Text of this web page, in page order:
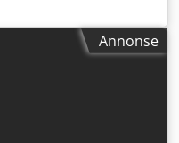
12 000 o/min,
2 400 mm, total
Annonse